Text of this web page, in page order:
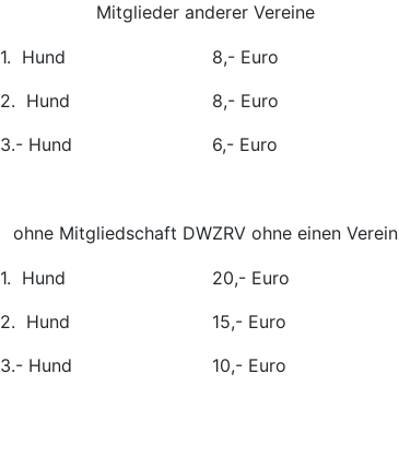
Mitglieder anderer Vereine
1. Hund
2. Hund
3.- Hund
8,- Euro
8,- Euro
6,- Euro
ohne Mitgliedschaft DWZRV ohne einen Verein
1. Hund
2. Hund
3.- Hund
20,- Euro
15,- Euro
10,- Euro